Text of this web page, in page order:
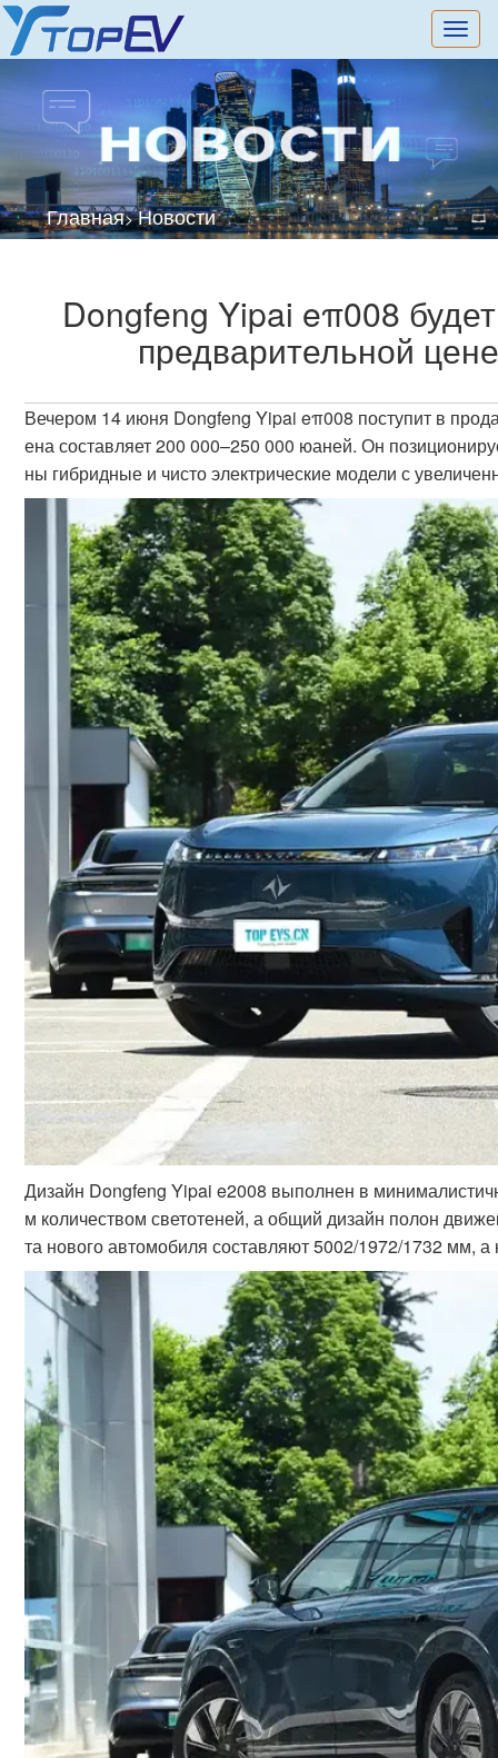
切
换
Главная>Новости
Dongfeng Yipai eπ008
предварительной
Вечером 14 июня Dongfeng Yipai eπ008 поступит в
ена составляет 200 000–250 000 юаней. Он
ны гибридные и чисто электрические модели с
Дизайн Dongfeng Yipai e2008 выполнен в
м количеством светотеней, а общий дизайн полон
та нового автомобиля составляют 5002/1972/1732 мм,